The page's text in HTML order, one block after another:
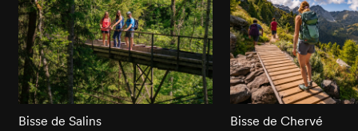
Bisse de Salins
Bisse de Chervé